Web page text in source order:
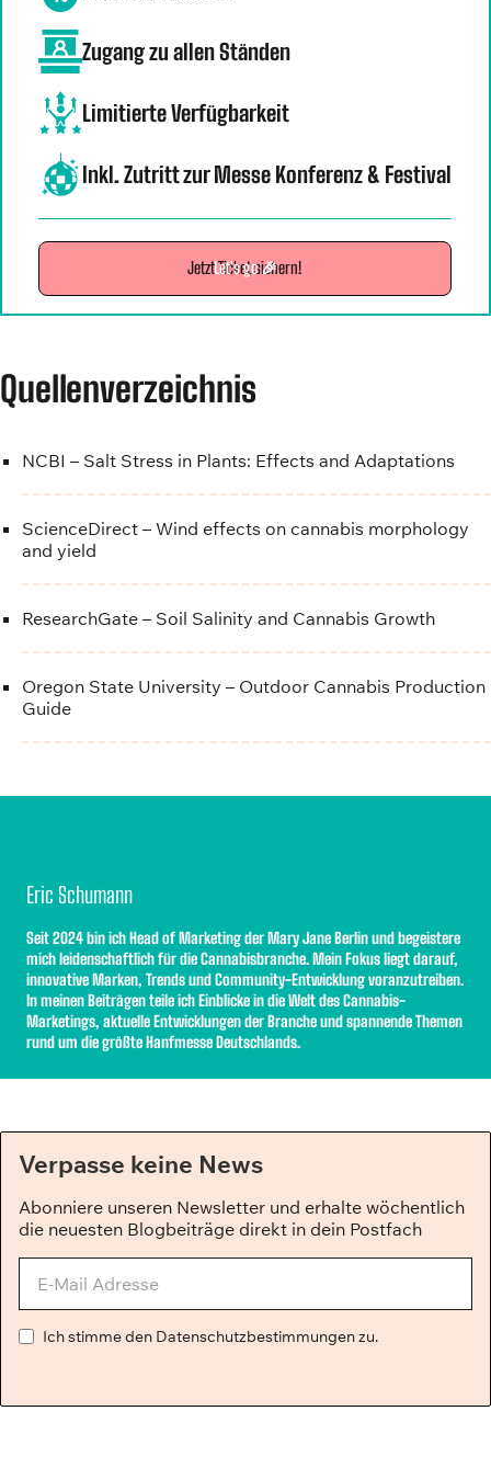
Zugang zu allen Ständen
Limitierte Verfügbarkeit
Inkl. Zutritt zur Messe Konferenz & Festival
Let's go 🎉
Jetzt Ticket sichern!
Quellenverzeichnis
NCBI – Salt Stress in Plants: Effects and Adaptations
ScienceDirect – Wind effects on cannabis morphology
and yield
ResearchGate – Soil Salinity and Cannabis Growth
Oregon State University – Outdoor Cannabis Production
Guide
Eric Schumann
Seit 2024 bin ich Head of Marketing der Mary Jane Berlin und begeistere
mich leidenschaftlich für die Cannabisbranche. Mein Fokus liegt darauf,
innovative Marken, Trends und Community-Entwicklung voranzutreiben.
In meinen Beiträgen teile ich Einblicke in die Welt des Cannabis-
Marketings, aktuelle Entwicklungen der Branche und spannende Themen
rund um die größte Hanfmesse Deutschlands.
Verpasse keine News
Abonniere unseren Newsletter und erhalte wöchentlich
die neuesten Blogbeiträge direkt in dein Postfach
Ich stimme den Datenschutzbestimmungen zu.